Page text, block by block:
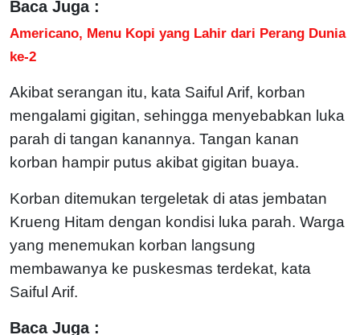
Baca Juga :
Americano, Menu Kopi yang Lahir dari Perang Dunia
ke-2
Akibat serangan itu, kata Saiful Arif, korban
mengalami gigitan, sehingga menyebabkan luka
parah di tangan kanannya. Tangan kanan
korban hampir putus akibat gigitan buaya.
Korban ditemukan tergeletak di atas jembatan
Krueng Hitam dengan kondisi luka parah. Warga
yang menemukan korban langsung
membawanya ke puskesmas terdekat, kata
Saiful Arif.
Baca Juga :